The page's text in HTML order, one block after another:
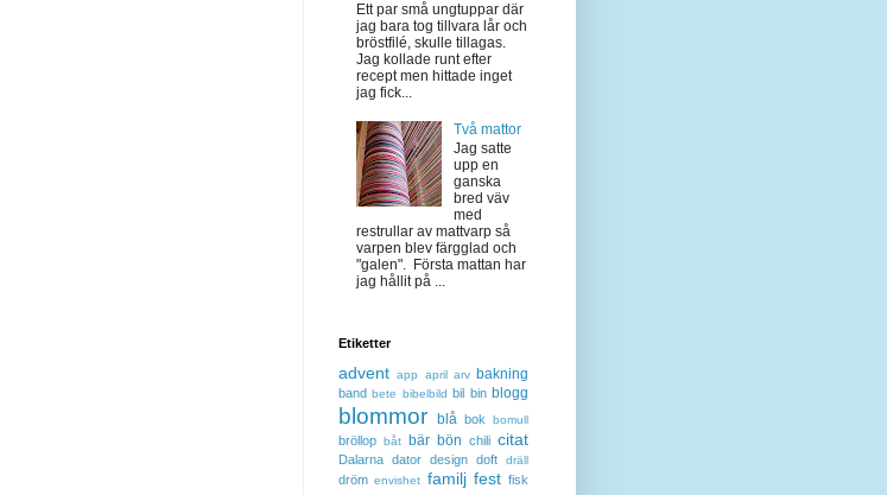
Ett par små ungtuppar där
jag bara tog tillvara lår och
bröstfilé, skulle tillagas.
Jag kollade runt efter
recept men hittade inget
jag fick...
Två mattor
Jag satte
upp en
ganska
bred väv
med
restrullar av mattvarp så
varpen blev färgglad och
"galen". Första mattan har
jag hållit på ...
Etiketter
advent app april arv bakning
band bete bibelbild bil bin blogg
blommor blå bok bomull
bröllop båt bär bön chili citat
Dalarna dator design doft dräll
dröm envishet familj fest fisk